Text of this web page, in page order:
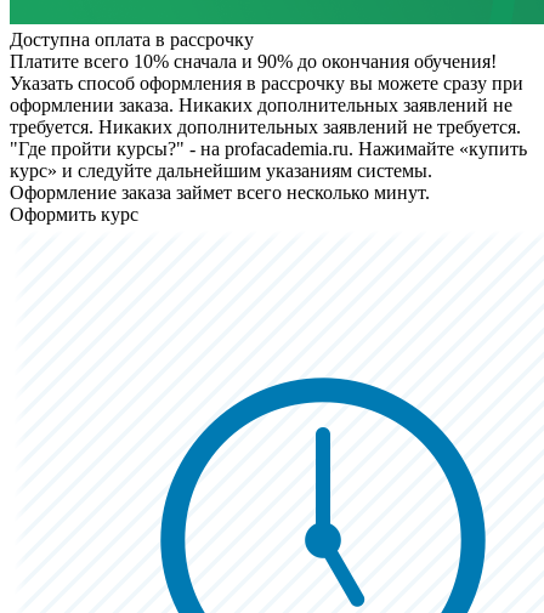
Доступна оплата в рассрочку
Платите всего 10% сначала и 90% до окончания обучения!
Указать способ оформления в рассрочку вы можете сразу при
оформлении заказа. Никаких дополнительных заявлений не
требуется. Никаких дополнительных заявлений не требуется.
"Где пройти курсы?" - на profacademia.ru. Нажимайте «купить
курс» и следуйте дальнейшим указаниям системы.
Оформление заказа займет всего несколько минут.
Оформить курс